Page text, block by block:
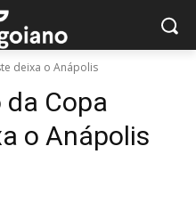
deixa o Anápolis
Copa
o Anápolis